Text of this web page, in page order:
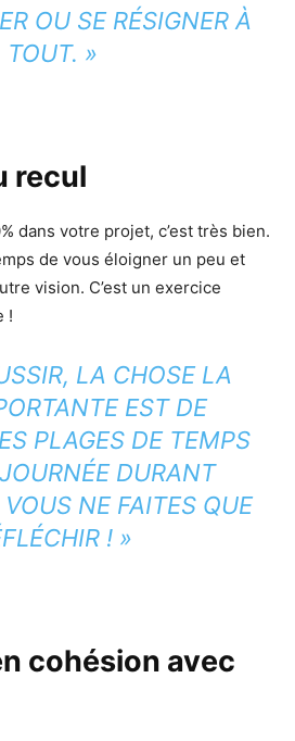
OU SE RÉSIGNER À
TOUT. »
recul
dans votre projet, c’est très bien.
de vous éloigner un peu et
vision. C’est un exercice
!
LA CHOSE LA
EST DE
PLAGES DE TEMPS
DURANT
NE FAITES QUE
! »
cohésion avec